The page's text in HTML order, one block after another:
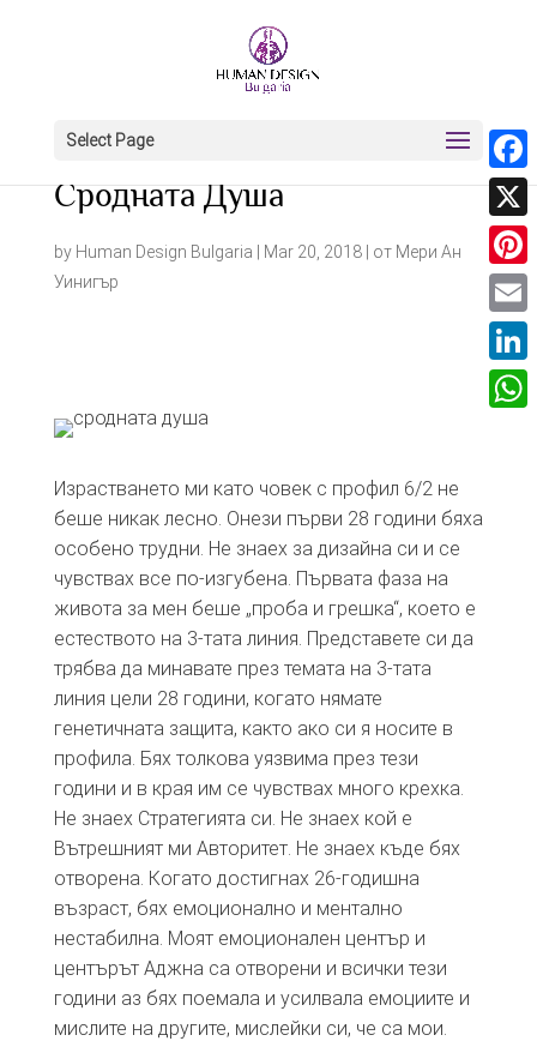
Select Page
Сродната Душа
by Human Design Bulgaria Mar 20, 2018| от Мери Ан
Уинигър
Израстването ми като човек с профил 6/2 не
беше никак лесно. Онези първи 28 години бяха
особено трудни. Не знаех за дизайна си и се
чувствах все по-изгубена. Първата фаза на
живота за мен беше „проба и грешка“, което e
естеството на 3-тата линия. Представете си да
трябва да минавате през темата на 3-тата
линия цели 28 години, когато нямате
генетичната защита, както ако си я носите в
профила. Бях толкова уязвима през тези
години и в края им се чувствах много крехка.
Не знаех Стратегията си. Не знаех кой е
Вътрешният ми Авторитет. Не знаех къде бях
отворена. Когато достигнах 26-годишна
възраст, бях емоционално и ментално
нестабилна. Моят емоционален център и
центърът Аджна са отворени и всички тези
години аз бях поемала и усилвала емоциите и
мислите на другите, мислейки си, че са мои.
X
Email